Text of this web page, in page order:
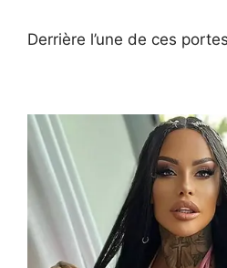
Derrière l’une de ces